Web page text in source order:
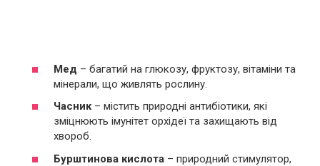
Мед – багатий на глюкозу, фруктозу, вітаміни та
мінерали, що живлять рослину.
Часник– містить природні антибіотики, які
зміцнюють імунітет орхідеї та захищають від
хвороб.
Бурштинова кислота – природний стимулятор,